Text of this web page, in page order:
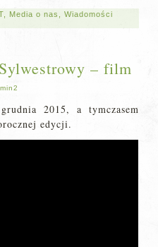
Media o nas ,Wiadomości
– film
2015, a tymczasem
edycji.